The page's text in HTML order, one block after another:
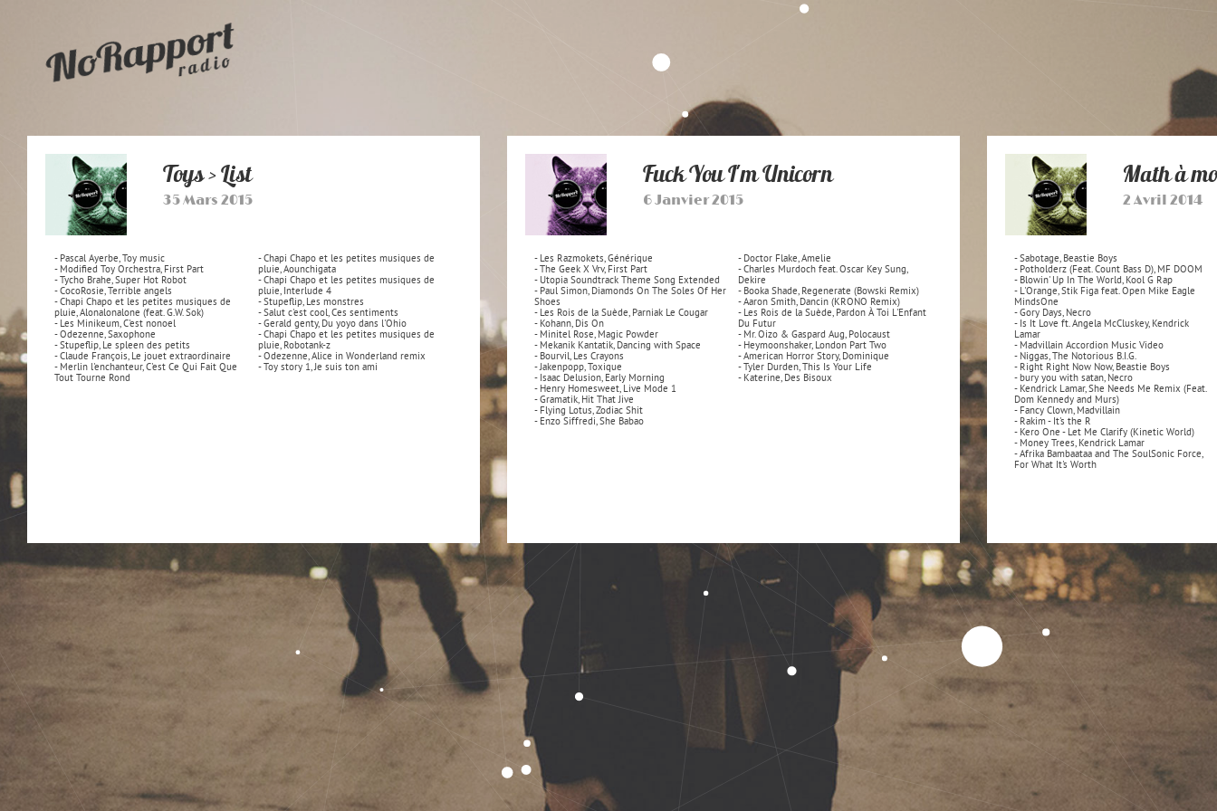
Toys > List
35 Mars 2015
- Pascal Ayerbe, Toy music
- Modified Toy Orchestra, First Part
- Tycho Brahe, Super Hot Robot
- CocoRosie, Terrible angels
- Chapi Chapo et les petites musiques de
pluie, Alonalonalone (feat. G.W. Sok)
- Les Minikeum, C'est nonoel
- Odezenne, Saxophone
- Stupeflip, Le spleen des petits
- Claude François, Le jouet extraordinaire
- Merlin l'enchanteur, C'est Ce Qui Fait Que
Tout Tourne Rond
- Chapi Chapo et les petites musiques de
pluie, Aounchigata
- Chapi Chapo et les petites musiques de
pluie, Interlude 4
- Stupeflip, Les monstres
- Salut c'est cool, Ces sentiments
- Gerald genty, Du yoyo dans l'Ohio
- Chapi Chapo et les petites musiques de
pluie, Robotank-z
- Odezenne, Alice in Wonderland remix
- Toy story 1, Je suis ton ami
Fuck You I'm Unicorn
6 Janvier 2015
- Les Razmokets, Générique
- The Geek X Vrv, First Part
- Utopia Soundtrack Theme Song Extended
- Paul Simon, Diamonds On The Soles Of Her
Shoes
- Les Rois de la Suède, Parniak Le Cougar
- Kohann, Dis On
- Minitel Rose, Magic Powder
- Mekanik Kantatik, Dancing with Space
- Bourvil, Les Crayons
- Jakenpopp, Toxique
- Isaac Delusion, Early Morning
- Henry Homesweet, Live Mode 1
- Gramatik, Hit That Jive
- Flying Lotus, Zodiac Shit
- Enzo Siffredi, She Babao
- Doctor Flake, Amelie
- Charles Murdoch feat. Oscar Key Sung,
Dekire
- Booka Shade, Regenerate (Bowski Remix)
- Aaron Smith, Dancin (KRONO Remix)
- Les Rois de la Suède, Pardon À Toi L'Enfant
Du Futur
- Mr. Oizo & Gaspard Aug, Polocaust
- Heymoonshaker, London Part Two
- American Horror Story, Dominique
- Tyler Durden, This Is Your Life
- Katerine, Des Bisoux
Math à
2 Avril 2014
- Sabotage, Beastie Boys
- Potholderz (Feat. Count Bass D), MF DOOM
- Blowin' Up In The World, Kool G Rap
- L'Orange, Stik Figa feat. Open Mike Eagle
MindsOne
- Gory Days, Necro
- Is It Love ft. Angela McCluskey, Kendrick
Lamar
- Madvillain Accordion Music Video
- Niggas, The Notorious B.I.G.
- Right Right Now Now, Beastie Boys
- bury you with satan, Necro
- Kendrick Lamar, She Needs Me Remix (Feat.
Dom Kennedy and Murs)
- Fancy Clown, Madvillain
- Rakim - It's the R
- Kero One - Let Me Clarify (Kinetic World)
- Money Trees, Kendrick Lamar
- Afrika Bambaataa and The SoulSonic Force,
For What It's Worth